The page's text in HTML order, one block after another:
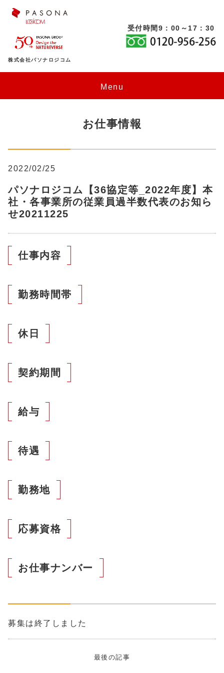
株式会社パソナロジコム
受付時間9：00～17：30
Menu
働き方のいろいろ
派遣で働く
正社員・契約社員で働く
委託業務契約社員で働く
紹介予定派遣で働く
物流センターで働く
ドライバーとして働く
自動車販売ショップで働く
空港で働く
福利厚生のいろいろ
お知らせ
会社概要・拠点・物流施設
当サイトご利用にあたって
個人情報の取扱について
個人情報保護方針
安全輸送に関する取り組み
健康経営の取り組み
リンクについて
企業のご担当の方
業務委託サービス
物流センター関連業務の一括受託
働き方を変えるバックヤードサポートサービス
人材紹介
お問い合わせ
個人のお問い合わせ
お仕事情報
2022/02/25
パソナロジコム【36協定等_2022年度】本
社・各事業所の従業員過半数代表のお知ら
せ20211225
仕事内容
勤務時間帯
休日
契約期間
給与
待遇
勤務地
応募資格
お仕事ナンバー
募集は終了しました
最後の記事